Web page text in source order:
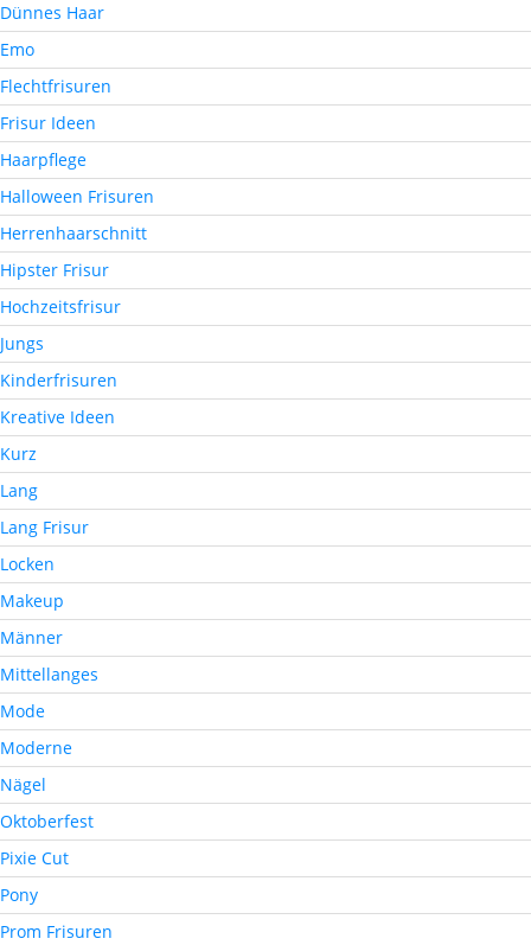
Dünnes Haar
Emo
Flechtfrisuren
Frisur Ideen
Haarpflege
Halloween Frisuren
Herrenhaarschnitt
Hipster Frisur
Hochzeitsfrisur
Jungs
Kinderfrisuren
Kreative Ideen
Kurz
Lang
Lang Frisur
Locken
Makeup
Männer
Mittellanges
Mode
Moderne
Nägel
Oktoberfest
Pixie Cut
Pony
Prom Frisuren